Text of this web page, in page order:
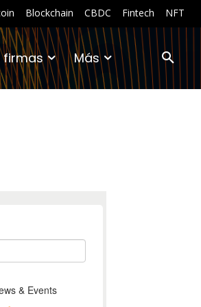
Blockchain CBDC Fintech NFT
firmas Más